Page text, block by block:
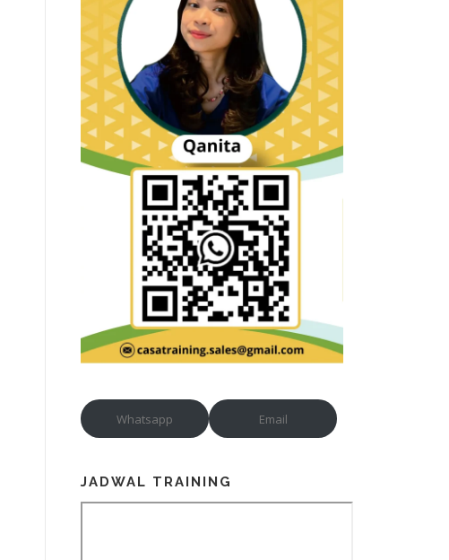
Whatsapp Email
JADWAL TRAINING